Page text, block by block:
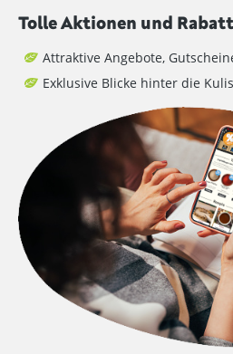
Tolle Aktionen und
Attraktive Angebote,
Exklusive Blicke hinter die